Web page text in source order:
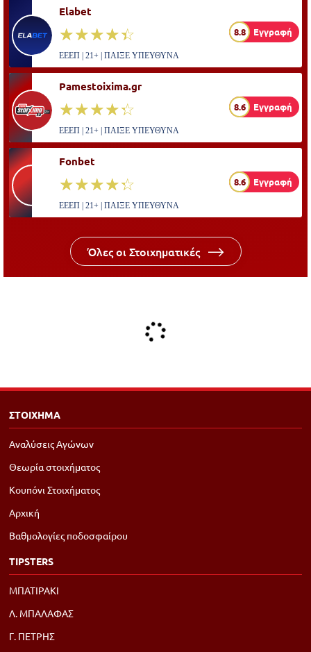
Elabet
☆☆☆☆☆
★★★★★ 8.8 Εγγραφή
ΕΕΕΠ | 21+ | ΠΑΙΞΕ ΥΠΕΥΘΥΝΑ
Pamestoixima.gr
☆☆☆☆☆
★★★★★ 8.6 Εγγραφή
ΕΕΕΠ | 21+ | ΠΑΙΞΕ ΥΠΕΥΘΥΝΑ
Fonbet
☆☆☆☆☆
★★★★★ 8.6 Εγγραφή
ΕΕΕΠ | 21+ | ΠΑΙΞΕ ΥΠΕΥΘΥΝΑ
Όλες οι Στοιχηματικές
ΣΤΟΙΧΗΜΑ
Αναλύσεις Αγώνων
Θεωρία στοιχήματος
Κουπόνι Στοιχήματος
Αρχική
Βαθμολογίες ποδοσφαίρου
TIPSTERS
ΜΠΑΤΙΡΑΚΙ
Λ. ΜΠΑΛΑΦΑΣ
Γ. ΠΕΤΡΗΣ